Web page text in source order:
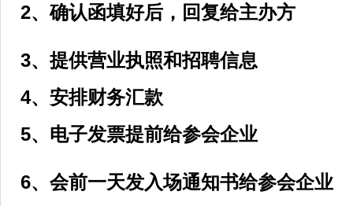
2、确认函填好后，回复给主办方
3、提供营业执照和招聘信息
4、安排财务汇款
5、电子发票提前给参会企业
6、会前一天发入场通知书给参会企业